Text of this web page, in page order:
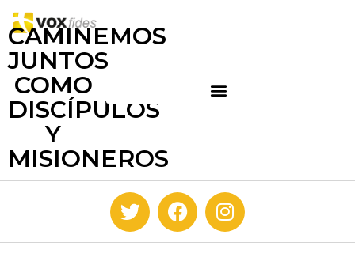
CAMINEMOS
JUNTOS
COMO
DISCÍPULOS
Y
MISIONEROS